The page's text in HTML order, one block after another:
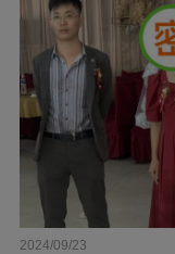
2024/09/23